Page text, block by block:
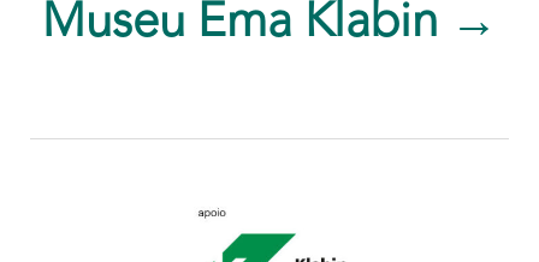
Museu Ema Klabin →